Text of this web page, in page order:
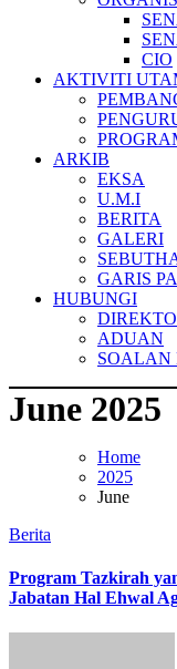
CIO
AKTIVITI
ARKIB
EKSA
U.M.I
BERITA
GALERI
GARIS
HUBUNGI
ADUAN
June 2025
Home
2025
June
Berita
Program Tazkirah
Jabatan Hal Ehwal